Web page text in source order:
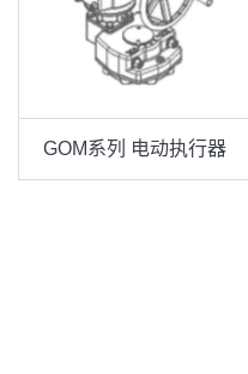
GOM系列 电动执行器